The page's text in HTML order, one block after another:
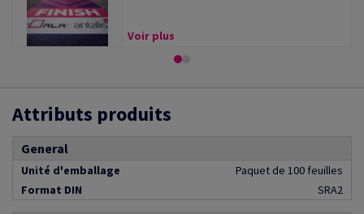
Voir plus
Attributs produits
General
Unité d'emballage
Paquet de 100 feuilles
Format DIN
SRA2